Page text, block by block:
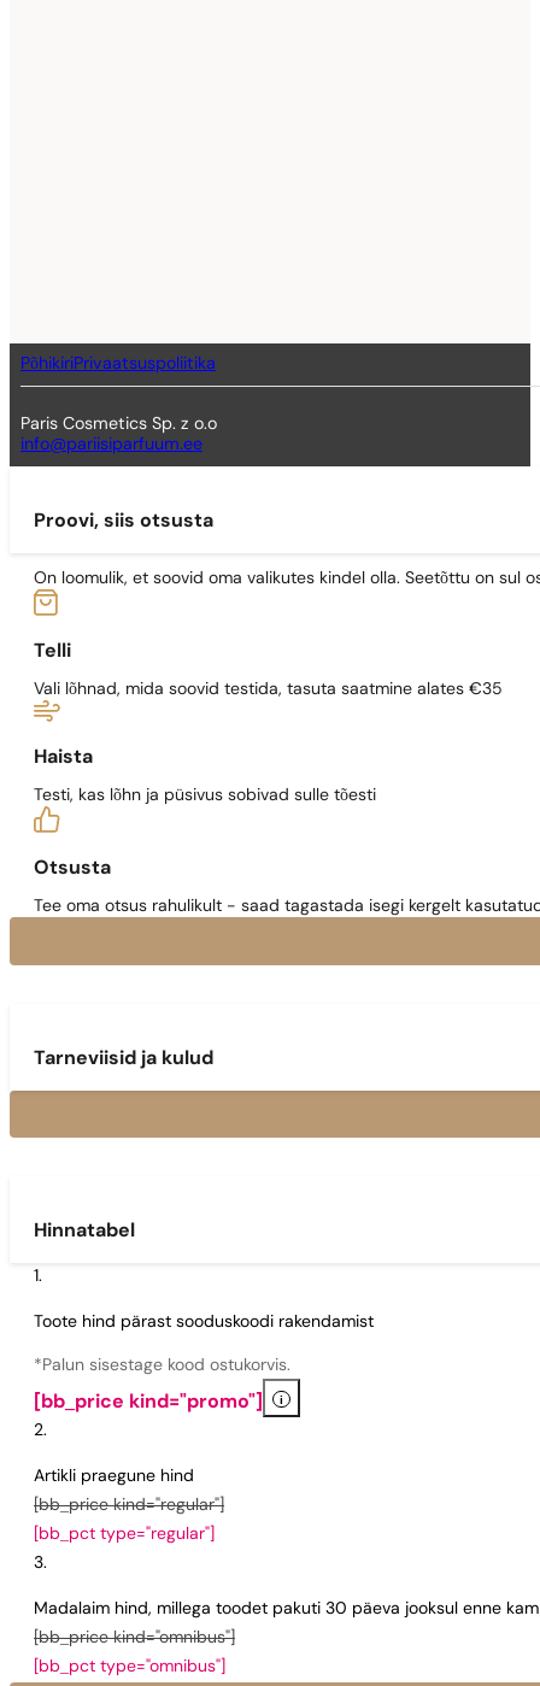
PõhikiriPrivaatsuspoliitika
Paris Cosmetics Sp. z o.o
info@pariisiparfuum.ee
Proovi, siis otsusta
On loomulik, et soovid oma valikutes kindel olla. Seetõttu on sul
Telli
Vali lõhnad, mida soovid testida, tasuta saatmine alates €35
Haista
Testi, kas lõhn ja püsivus sobivad sulle tõesti
Otsusta
Tee oma otsus rahulikult - saad tagastada isegi kergelt
Tarneviisid ja kulud
Hinnatabel
Toote hind pärast sooduskoodi rakendamist
*Palun sisestage kood ostukorvis.
[bb_price kind="promo"] i
Artikli praegune hind
[bb_price kind="regular"]
[bb_pct type="regular"]
Madalaim hind, millega toodet pakuti 30 päeva jooksul enne
[bb_price kind="omnibus"]
[bb_pct type="omnibus"]